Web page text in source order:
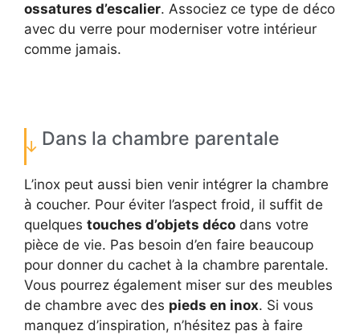
ossatures d’escalier. Associez ce type de déco
avec du verre pour moderniser votre intérieur
comme jamais.
Dans la chambre parentale
L’inox peut aussi bien venir intégrer la chambre
à coucher. Pour éviter l’aspect froid, il suffit de
quelques touches d’objets déco dans votre
pièce de vie. Pas besoin d’en faire beaucoup
pour donner du cachet à la chambre parentale.
Vous pourrez également miser sur des meubles
de chambre avec des pieds en inox. Si vous
manquez d’inspiration, n’hésitez pas à faire